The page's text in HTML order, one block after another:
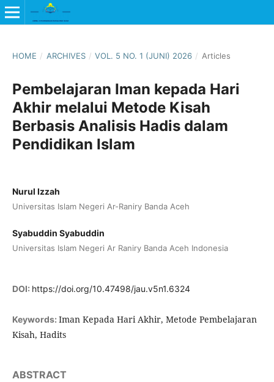
HOME / ARCHIVES / VOL. 5 NO. 1 (JUNI) 2026 / Articles
Pembelajaran Iman kepada Hari
Akhir melalui Metode Kisah
Berbasis Analisis Hadis dalam
Pendidikan Islam
Nurul Izzah
Universitas Islam Negeri Ar-Raniry Banda Aceh
Syabuddin Syabuddin
Universitas Islam Negeri Ar Raniry Banda Aceh Indonesia
DOI: https://doi.org/10.47498/jau.v5n1.6324
Keywords: Iman Kepada Hari Akhir, Metode Pembelajaran
Kisah, Hadits
ABSTRACT